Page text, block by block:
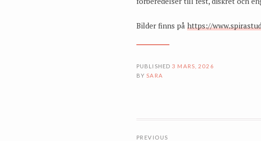
Bilder finns på https://
PUBLISHED3 MARS, 2026
BY SARA
PREVIOUS